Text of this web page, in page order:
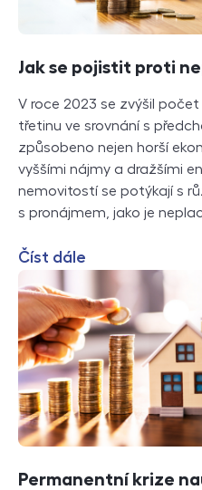
Jak se pojistit proti
V roce 2023 se zvýšil
třetinu ve srovnání s
způsobeno nejen horší
vyššími nájmy a dražšími
nemovitostí se potýkají s
s pronájmem, jako je
Číst dále
Permanentní krize